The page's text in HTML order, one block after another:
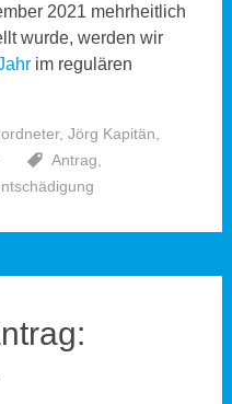
2021 mehrheitlich
wurde, werden wir
im regulären
, Jörg Kapitän
Antrag